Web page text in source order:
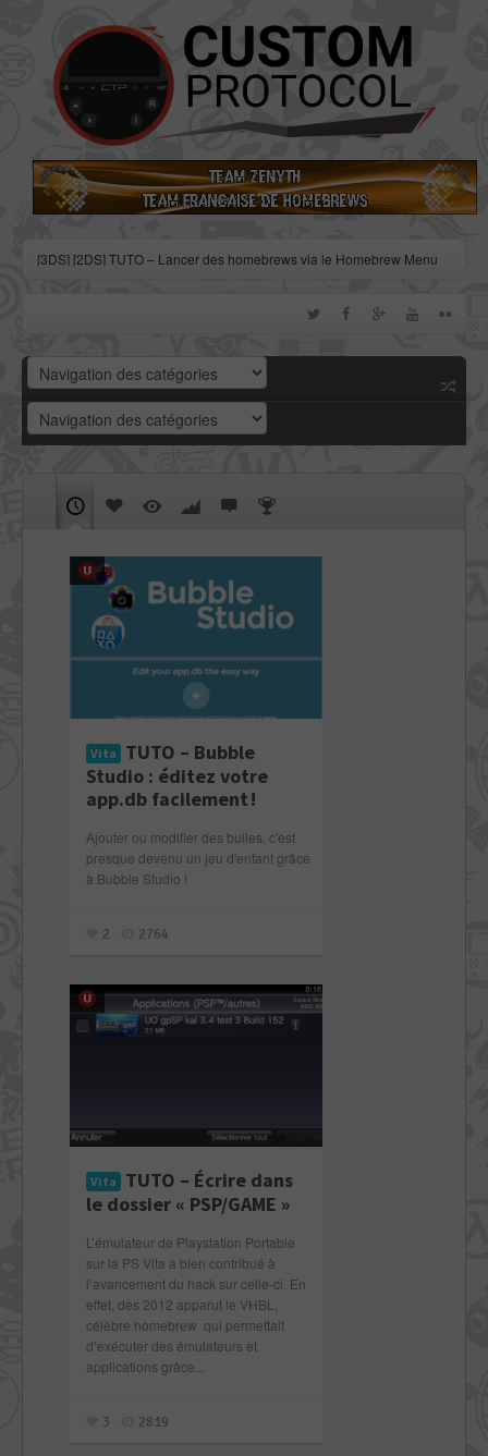
[3DS] [2DS] TUTO – Lancer des homebrews via le Homebrew Menu
[3DS] [2DS] TUTO - Utiliser l’exploit BannerBomb3 pour obtenir un
[3DS] [2DS] TUTO – Obtenir sa clé « movable.sed » de chiffrage
DSiWare via Seedminer
[Vita] Firmware 3.71 : et un nouveau firmware inutile, un !
Vita TUTO – Bubble
Studio : éditez votre
app.db facilement !
Ajouter ou modifier des bulles, c'est
presque devenu un jeu d'enfant grâce
à Bubble Studio !
2 2764
Vita TUTO – Écrire dans
le dossier « PSP/GAME »
L’émulateur de Playstation Portable
sur la PS Vita a bien contribué à
l’avancement du hack sur celle-ci. En
effet, dès 2012 apparut le VHBL,
célèbre homebrew qui permettait
d’exécuter des émulateurs et
applications grâce...
3 2819